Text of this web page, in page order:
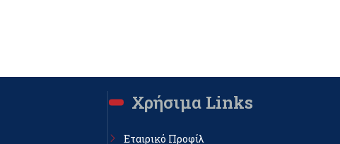
Χρήσιμα Links
Εταιρικό Προφίλ